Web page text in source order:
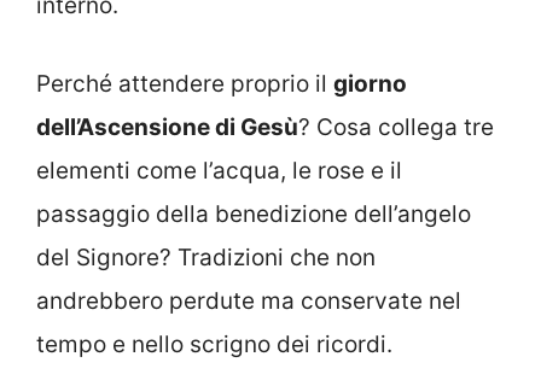
interno.
Perché attendere proprio il giorno
dell’Ascensione di Gesù? Cosa collega tre
elementi come l’acqua, le rose e il
passaggio della benedizione dell’angelo
del Signore? Tradizioni che non
andrebbero perdute ma conservate nel
tempo e nello scrigno dei ricordi.